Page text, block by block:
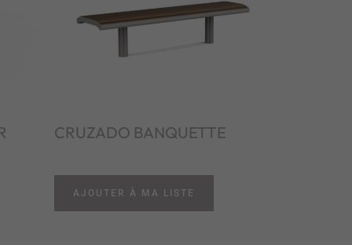
CRUZADO BANQUETTE
AJOUTER À MA LISTE